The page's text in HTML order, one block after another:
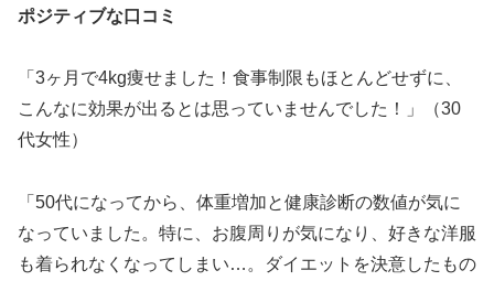
ポジティブな口コミ
「3ヶ月で4kg痩せました！食事制限もほとんどせずに、
こんなに効果が出るとは思っていませんでした！」（30
代女性）
「50代になってから、体重増加と健康診断の数値が気に
なっていました。特に、お腹周りが気になり、好きな洋服
も着られなくなってしまい…。ダイエットを決意したもの